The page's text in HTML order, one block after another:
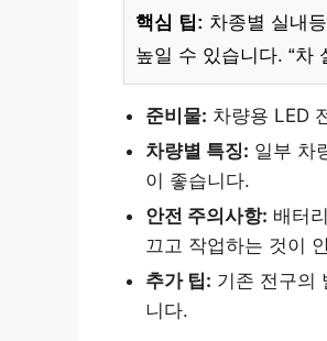
핵심 팁: 차종별 실내
높일 수 있습니다. “차
준비물: 차량용 LED
차량별 특징: 일부 차
이 좋습니다.
안전 주의사항: 배터
끄고 작업하는 것이
추가 팁: 기존 전구의
니다.